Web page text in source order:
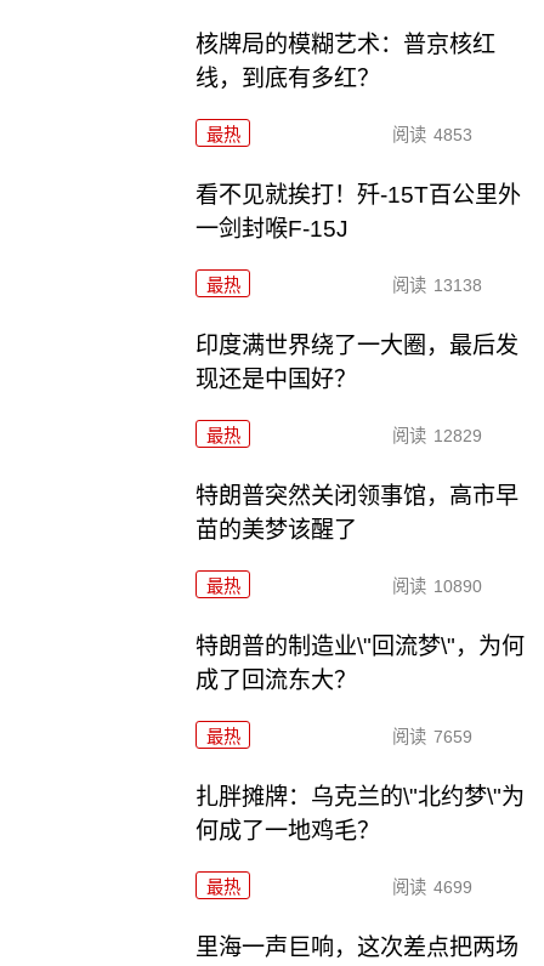
核牌局的模糊艺术：普京核红
线，到底有多红？
最热 阅读 4853
看不见就挨打！歼-15T百公里外
一剑封喉F-15J
最热 阅读 13138
印度满世界绕了一大圈，最后发
现还是中国好？
最热 阅读 12829
特朗普突然关闭领事馆，高市早
苗的美梦该醒了
最热 阅读 10890
特朗普的制造业\"回流梦\"，为何
成了回流东大？
最热 阅读 7659
扎胖摊牌：乌克兰的\"北约梦\"为
何成了一地鸡毛？
最热 阅读 4699
里海一声巨响，这次差点把两场